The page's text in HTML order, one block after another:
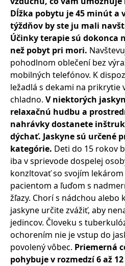
Dĺžka pobytu je 45 minút a
týždňov by ste ju mali
Účinky terapie sú dokonca
než pobyt pri mori.
pohodlnom oblečení bez
mobilných telefónov. K
ležadlá s dekami na prikrytie
chladno. V niektorých
relaxačnú hudbu a
nahrávky dostanete
dýchať. Jaskyne sú určené
kategórie. Deti do 15 rokov
iba v sprievode dospelej
konzltovať so svojím
pacientom a ľuďom s
žľazy. Chorí s nádchou alebo
jaskyne určite zvážiť, aby
jedincov. Človeku s
ochorením nie je vstup do
povolený vôbec. Priemerná
pohybuje v rozmedzí 6 až